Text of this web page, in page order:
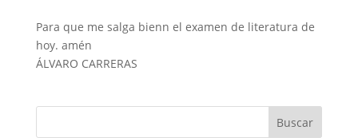
Para que me salga bienn el examen de literatura de
hoy. amén
ÁLVARO CARRERAS
Buscar